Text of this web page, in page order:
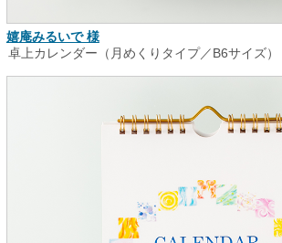
嬉庵みるいで 様
卓上カレンダー（月めくりタイプ／B6サイズ）